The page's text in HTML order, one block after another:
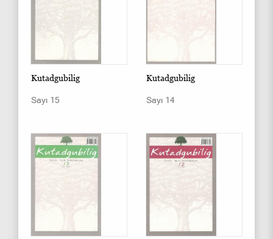
Kutadgubilig
Sayı 15
Kutadgubilig
Sayı 14